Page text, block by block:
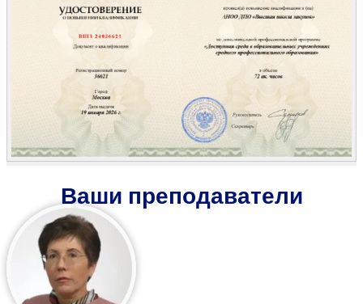
Ваши преподаватели